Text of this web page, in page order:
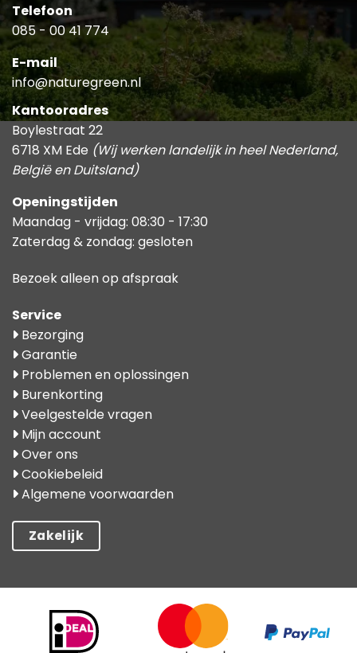
Telefoon
085 - 00 41 774
E-mail
info@naturegreen.nl
Kantooradres
Boylestraat 22
6718 XM Ede (Wij werken landelijk in heel Nederland,
België en Duitsland)
Openingstijden
Maandag - vrijdag: 08:30 - 17:30
Zaterdag & zondag: gesloten
Bezoek alleen op afspraak
Service
Bezorging
Garantie
Problemen en oplossingen
Burenkorting
Veelgestelde vragen
Mijn account
Over ons
Cookiebeleid
Algemene voorwaarden
Zakelijk